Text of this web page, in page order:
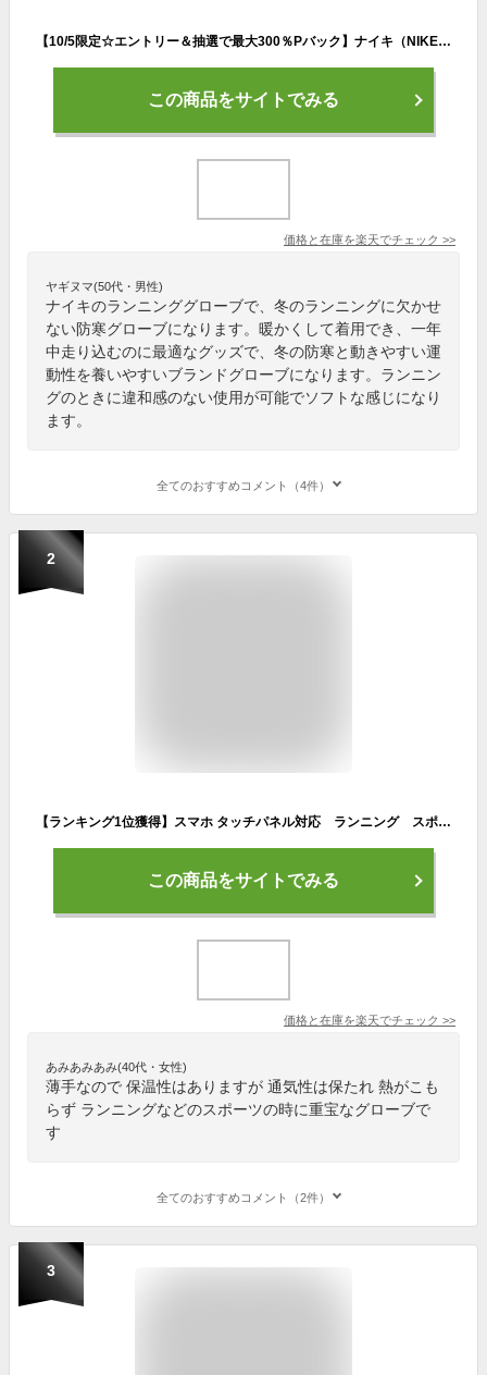
【10/5限定☆エントリー＆抽選で最大300％Pバック】ナイキ（NIKE）（メンズ、レディース）手袋 マイラー ランニンググローブ 防寒 CW1053-042
この商品をサイトでみる
価格と在庫を楽天でチェック >>
ヤギヌマ(50代・男性)
ナイキのランニンググローブで、冬のランニングに欠かせ
ない防寒グローブになります。暖かくして着用でき、一年
中走り込むのに最適なグッズで、冬の防寒と動きやすい運
動性を養いやすいブランドグローブになります。ランニン
グのときに違和感のない使用が可能でソフトな感じになり
ます。
全てのおすすめコメント（4件）
2
【ランキング1位獲得】スマホ タッチパネル対応 ランニング スポーツ アウトドア グローブ 防風 保温 速乾 メンズ レディース 軽量 手袋 防寒 ランニンググローブ
この商品をサイトでみる
価格と在庫を楽天でチェック >>
あみあみあみ(40代・女性)
薄手なので 保温性はありますが 通気性は保たれ 熱がこも
らず ランニングなどのスポーツの時に重宝なグローブで
す
全てのおすすめコメント（2件）
3